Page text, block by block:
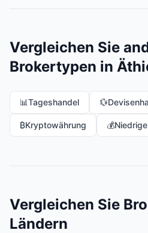
Vergleichen Sie
Brokertypen in
📊Tageshandel 💱
₿Kryptowährung 💰
Vergleichen Sie
Ländern